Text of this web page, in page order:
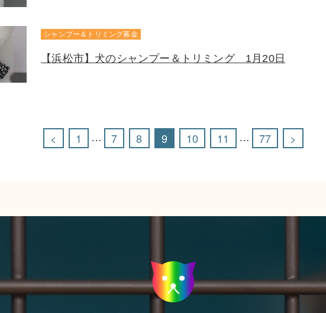
シャンプー＆トリミング募金
【浜松市】犬のシャンプー＆トリミング 1月20日
< 1 … 7 8 9 10 11 … 77 >